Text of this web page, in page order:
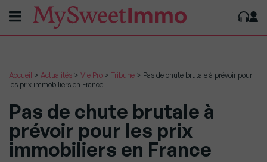
Accueil > Actualités > Vie Pro > Tribune > Pas de chute brutale à prévoir pour
les prix immobiliers en France
Pas de chute brutale à
prévoir pour les prix
immobiliers en France